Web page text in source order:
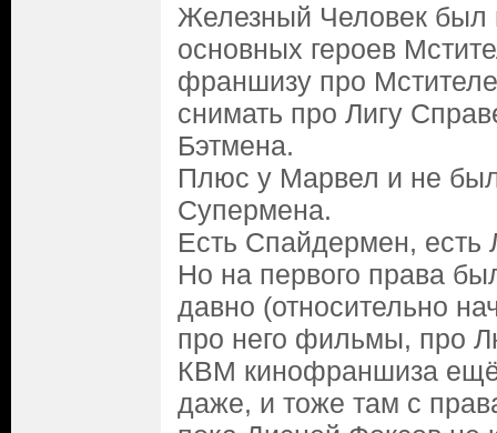
Железный Человек был
основных героев
франшизу про
снимать про Лигу
Бэтмена.
Плюс у Марвел и не
Супермена.
Есть Спайдермен, есть
Но на первого права
давно (относительно
про него фильмы, про
КВМ кинофраншиза ещё
даже, и тоже там с